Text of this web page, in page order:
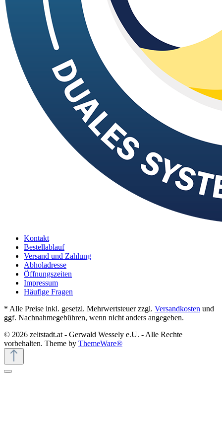
Kontakt
Bestellablauf
Versand und Zahlung
Abholadresse
Öffnungszeiten
Impressum
Häufige Fragen
* Alle Preise inkl. gesetzl. Mehrwertsteuer zzgl. Versandkosten und
ggf. Nachnahmegebühren, wenn nicht anders angegeben.
© 2026 zeltstadt.at - Gerwald Wessely e.U. - Alle Rechte
vorbehalten. Theme by ThemeWare®